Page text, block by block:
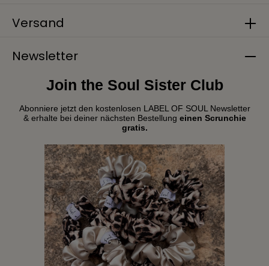
Versand
Newsletter
Join the Soul Sister Club
Abonniere jetzt den kostenlosen LABEL OF SOUL Newsletter
& erhalte bei deiner nächsten Bestellung einen Scrunchie
gratis.